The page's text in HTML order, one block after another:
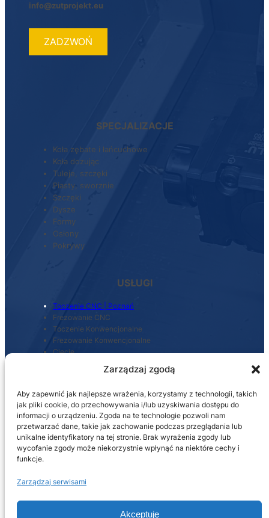
Zarządzaj zgodą
Aby zapewnić jak najlepsze wrażenia, korzystamy z technologii, takich
jak pliki cookie, do przechowywania i/lub uzyskiwania dostępu do
informacji o urządzeniu. Zgoda na te technologie pozwoli nam
przetwarzać dane, takie jak zachowanie podczas przeglądania lub
unikalne identyfikatory na tej stronie. Brak wyrażenia zgody lub
wycofanie zgody może niekorzystnie wpłynąć na niektóre cechy i
funkcje.
Zarządzaj serwisami
Akceptuję
info@zutprojekt.eu
ZADZWOŃ
SPECJALIZACJE
Koła zębate i łańcuchowe
Koła dozując
Tuleje, szczęki
Piasty, sworznie
Szczęki
Dysze
Formy
Osłony
Pokrywy
USŁUGI
Toczenie CNC | Poznań
Frezowanie CNC
Toczenie Konwencjonalne
Frezowanie Konwencjonalne
Cięcie
Regeneracja maszyn
Projektowanie komponentów
NAWIGACJA